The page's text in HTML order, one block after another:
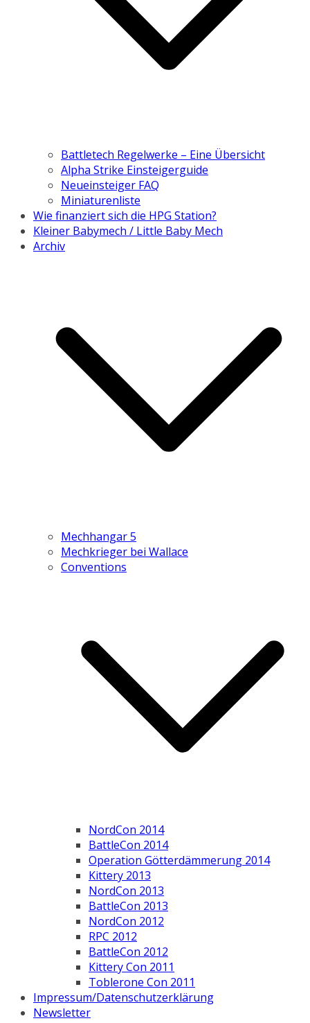
Battletech Regelwerke – Eine Übersicht
Alpha Strike Einsteigerguide
Neueinsteiger FAQ
Miniaturenliste
Wie finanziert sich die HPG Station?
Kleiner Babymech / Little Baby Mech
Archiv
Mechhangar 5
Mechkrieger bei Wallace
Conventions
NordCon 2014
BattleCon 2014
Operation Götterdämmerung 2014
Kittery 2013
NordCon 2013
BattleCon 2013
NordCon 2012
RPC 2012
BattleCon 2012
Kittery Con 2011
Toblerone Con 2011
Impressum/Datenschutzerklärung
Newsletter